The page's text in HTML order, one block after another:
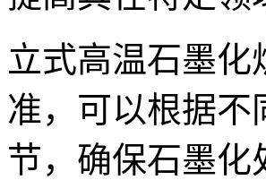
立式高温石墨
准，可以根据不
节，确保石墨化